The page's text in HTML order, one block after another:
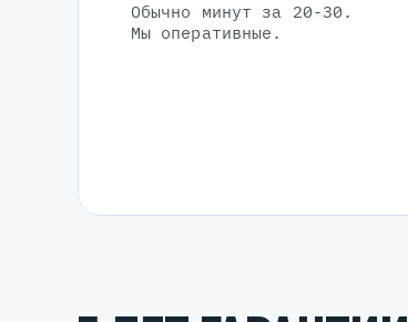
Обычно минут за 20-30.
Мы оперативные.